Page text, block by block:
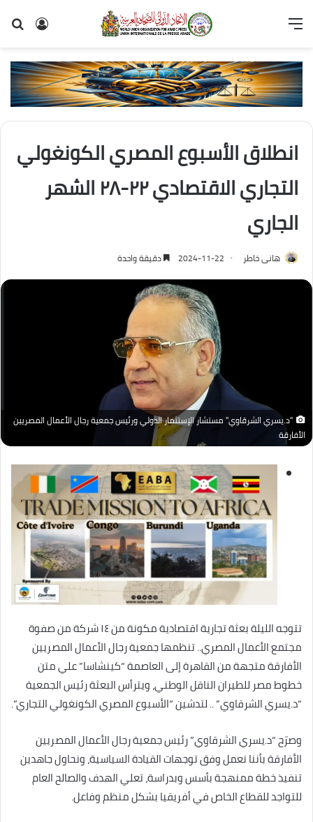
تسجيل
القائمة
انطلاق الأسبوع المصري الكونغولي
التجاري الاقتصادي ٢٢-٢٨ الشهر
الجاري
هانى خاطر 2024-11-22 دقيقة واحدة
"د.يسري الشرقاوي" مستشار الإستثمار الدولي ورئيس جمعية رجال الأعمال المصريين
الأفارقة
تتوجه الليلة بعثة تجارية اقتصادية مكونة من ١٤ شركة من صفوة
مجتمع الأعمال المصري.. تنظمها جمعية رجال الأعمال المصريين
الأفارقة متجهة من القاهرة إلى العاصمة “كينشاسا” علي متن
خطوط مصر للطيران الناقل الوطني، ويترأس البعثة رئيس الجمعية
“د.يسري الشرقاوي” .. لتدشين “الأسبوع المصري الكونغولي التجاري”.
وصرّح “د.يسري الشرقاوي” رئيس جمعية رجال الأعمال المصريين
الأفارقة بأننا نعمل وفق توجهات القيادة السياسية، ونحاول جاهدين
تنفيذ خطة ممنهجة بأسس وبدراسة، تعلي الهدف والصالح العام
للتواجد للقطاع الخاص في أفريقيا بشكل منظم وفاعل.